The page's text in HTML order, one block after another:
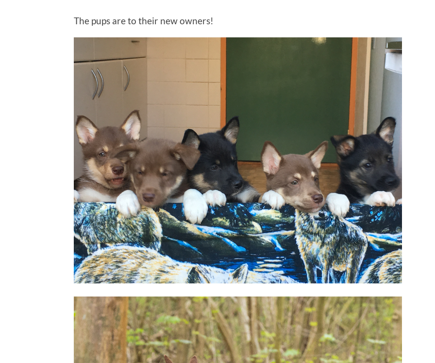
The pups are to their new owners!